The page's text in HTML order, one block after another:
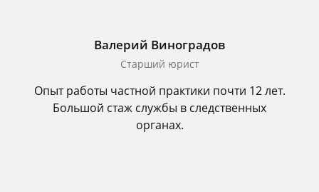
Валерий Виноградов
Старший юрист
Опыт работы частной практики почти 12 лет.
Большой стаж службы в следственных
органах.